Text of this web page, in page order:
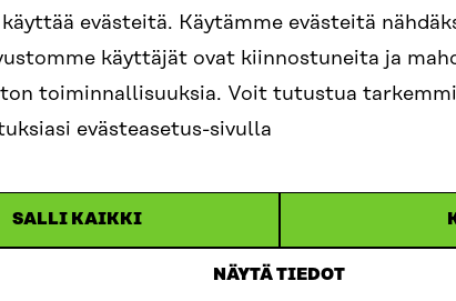
evästeitä. Käytämme evästeitä
käyttäjät ovat kiinnostuneita ja
toiminnallisuuksia. Voit tutustua
evästeasetus-sivulla
SALLI KAIKKI
NÄYTÄ TIEDOT
11-13, PL 160,
+358 294 618 991
SÄHKÖPOSTI